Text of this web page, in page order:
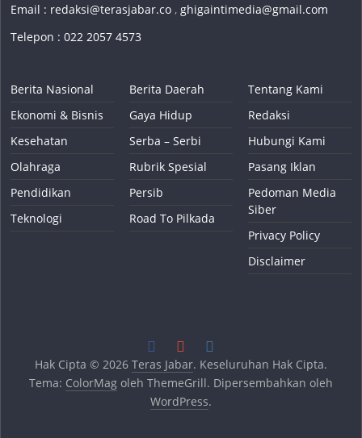
Email : redaksi@terasjabar.co ,ghigaintimedia@gmail.com
Telepon : 022 2057 4573
Berita Nasional
Ekonomi & Bisnis
Kesehatan
Olahraga
Pendidikan
Teknologi
Berita Daerah
Gaya Hidup
Serba – Serbi
Rubrik Spesial
Persib
Road To Pilkada
Tentang Kami
Redaksi
Hubungi Kami
Pasang Iklan
Pedoman Media
Siber
Privacy Policy
Disclaimer
Hak Cipta © 2026 Teras Jabar. Keseluruhan Hak Cipta.
Tema: ColorMagoleh ThemeGrill. Dipersembahkan oleh
WordPress.